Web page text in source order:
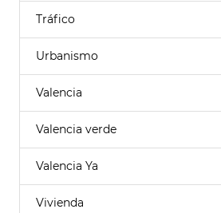
Tráfico
Urbanismo
Valencia
Valencia verde
Valencia Ya
Vivienda